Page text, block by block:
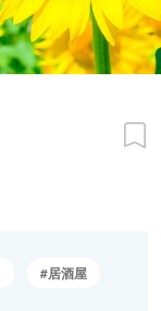
居酒屋